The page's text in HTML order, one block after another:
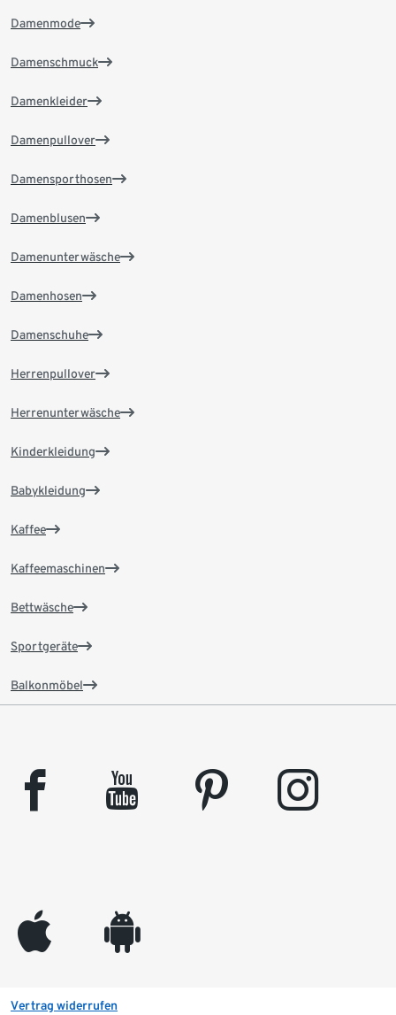
Damenmode
Damenschmuck
Damenkleider
Damenpullover
Damensporthosen
Damenblusen
Damenunterwäsche
Damenhosen
Damenschuhe
Herrenpullover
Herrenunterwäsche
Kinderkleidung
Babykleidung
Kaffee
Kaffeemaschinen
Bettwäsche
Sportgeräte
Balkonmöbel
facebook youtube pinterest instagram
appleinc android
Vertrag widerrufen